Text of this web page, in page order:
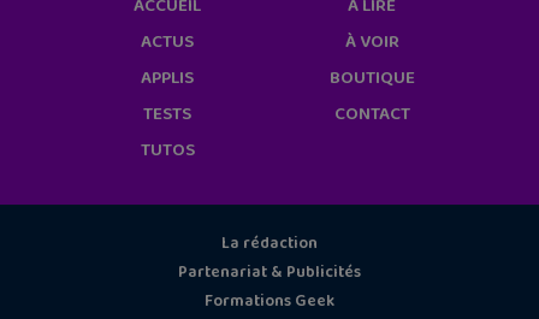
ACCUEIL
ACTUS
APPLIS
TESTS
TUTOS
À LIRE
À VOIR
BOUTIQUE
CONTACT
La rédaction
Partenariat & Publicités
Formations Geek